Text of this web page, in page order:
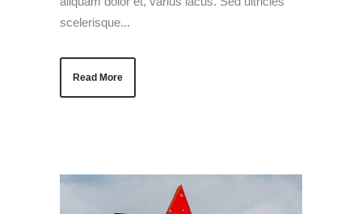
scelerisque...
Read More